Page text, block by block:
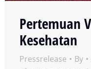
Pertemuan
Kesehatan
Pressrelease By